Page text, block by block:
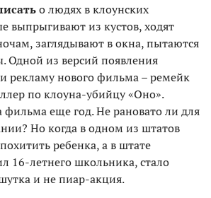
о людях в клоунских
выпрыгивают из кустов, ходят
заглядывают в окна, пытаются
Одной из версий появления
рекламу нового фильма – ремейк
по клоуна-убийцу «Оно».
фильма еще год. Не рановато ли для
Но когда в одном из штатов
ребенка, а в штате
16-летнего школьника, стало
и не пиар-акция.